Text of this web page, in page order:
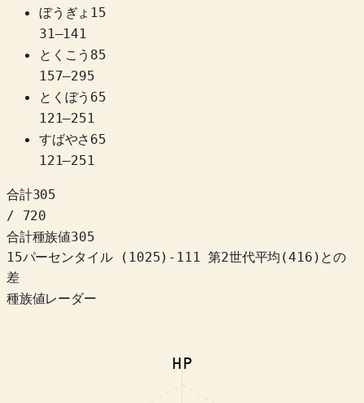
ぼうぎょ 15
31–141
とくこう 85
157–295
とくぼう 65
121–251
すばやさ 65
121–251
合計305
/ 720
合計種族値305
15パーセンタイル
( 1025) -111 第2世代平均(416)との
差
種族値レーダー
HP